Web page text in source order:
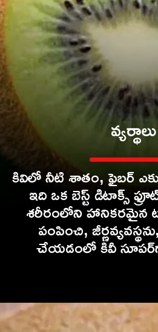
కివిలో నీటి శాతం, ఫైబర్
ఇది ఒక బెస్ట్ డిటాక్స్
శరీరంలోని హానికరమైన
పంపించి,